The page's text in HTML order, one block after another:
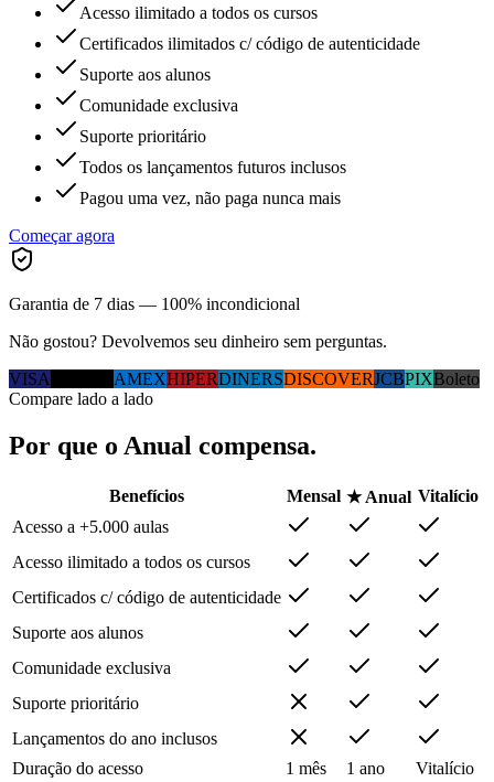
Acesso ilimitado a todos os cursos
Certificados ilimitados c/ código de autenticidade
Suporte aos alunos
Comunidade exclusiva
Suporte prioritário
Todos os lançamentos futuros inclusos
Pagou uma vez, não paga nunca mais
Começar agora
Garantia de 7 dias — 100% incondicional
Não gostou? Devolvemos seu dinheiro sem perguntas.
VISA
AMEXHIPERDINERSDISCOVERJCBPIXBoleto
Compare lado a lado
Por que o Anual compensa.
Benefícios Mensal ★ Anual Vitalício
Acesso a +5.000 aulas
Acesso ilimitado a todos os cursos
Certificados c/ código de autenticidade
Suporte aos alunos
Comunidade exclusiva
Suporte prioritário
Lançamentos do ano inclusos
Duração do acesso
1 mês 1 ano
Vitalício